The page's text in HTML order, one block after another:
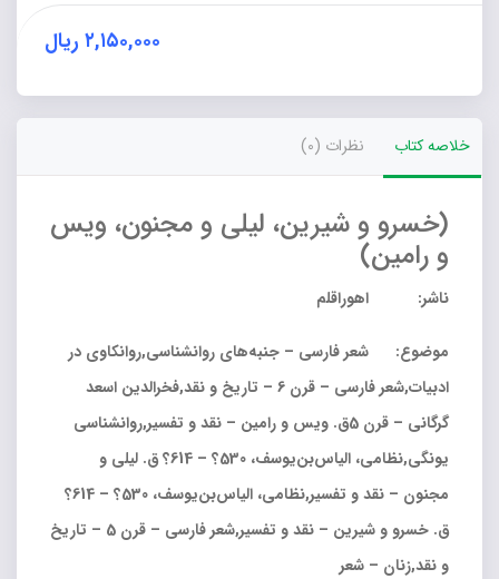
منظومه
۲,۱۵۰,۰۰۰ ریال
خلاصه کتاب نظرات (0)
(خسرو و شیرین، لیلی و مجنون، ویس
و رامین)
ناشر: اهوراقلم
موضوع: شعر فارسی – جنبه‌های روانشناسی,روانکاوی در
ادبیات,شعر فارسی – قرن 6 – تاریخ و نقد,فخرالدین اسعد
گرگانی – قرن 5ق. ویس و رامین – نقد و تفسیر,روانشناسی
یونگی,نظامی، الیاس‌بن‌یوسف، 530؟ – 614؟ ق. لیلی و
مجنون – نقد و تفسیر,نظامی، الیاس‌بن‌یوسف، 530؟ – 614؟
ق. خسرو و شیرین – نقد و تفسیر,شعر فارسی – قرن 5 – تاریخ
و نقد,زنان – شعر